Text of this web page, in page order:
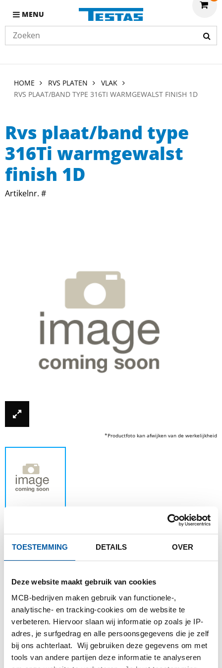
TOESTEMMING DETAILS OVER
Deze website maakt gebruik van cookies
MCB-bedrijven maken gebruik van functionele-,
analytische- en tracking-cookies om de website te
verbeteren. Hiervoor slaan wij informatie op zoals je IP-
adres, je surfgedrag en alle persoonsgegevens die je zelf
bij ons achterlaat. Wij gebruiken deze gegevens om met
tools van andere partijen deze informatie te analyseren
MENU
HOME RVS PLATEN
VLAK
RVS PLAAT/BAND TYPE 316TI WARMGEWALST FINISH 1D
Rvs plaat/band type
316Ti warmgewalst
finish 1D
Artikelnr. #
*Productfoto kan afwijken van de werkelijkheid
contacteren.
Bestel met uw eigen artikelnummers
Calculeren met actuele Testas-prijzen
Volg uw order via Track&Trace